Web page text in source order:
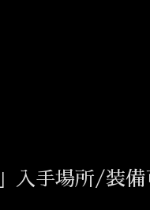
入手場所/装